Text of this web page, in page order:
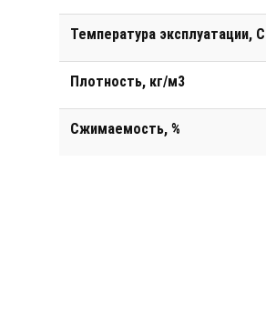
Температура эксплуатации, С
Плотность, кг/м3
Сжимаемость, %